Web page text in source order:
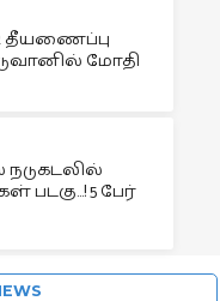
தீயணைப்பு
மோதி
படகு…! 5 பேர்